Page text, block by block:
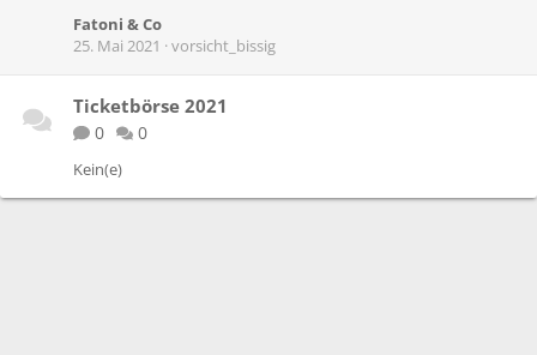
Fatoni & Co
25. Mai 2021
vorsicht_bissig
Ticketbörse 2021
0 0
Kein(e)